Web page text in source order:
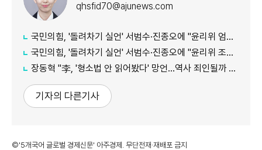
qhsfid70@ajunews.com
국민의힘, '돌려차기 실언' 서범수·진종오에 "윤리위 엄중 조치"...징계 정국 확대
국민의힘, '돌려차기 실언' 서범수·진종오에 "윤리위 조치 있어야"
장동혁 "李, '형소법 안 읽어봤다' 망언...역사 죄인될까 책임 회피"
기자의 다른기사
©'5개국어 글로벌 경제신문' 아주경제. 무단전재·재배포 금지